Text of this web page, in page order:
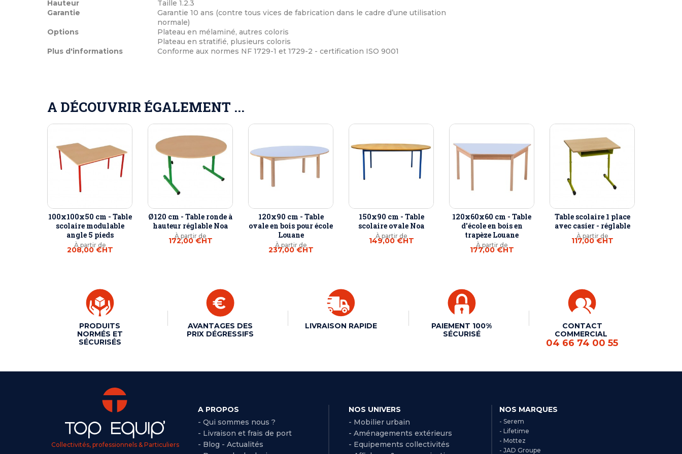
Hauteur
Taille 1.2.3
Garantie
Garantie 10 ans (contre tous vices de fabrication dans le cadre d’une utilisation
normale)
Options
Plateau en mélaminé, autres coloris
Plateau en stratifié, plusieurs coloris
Plus d'informations
Conforme aux normes NF 1729-1 et 1729-2 - certification ISO 9001
A DÉCOUVRIR ÉGALEMENT ...
100x100x50 cm - Table
scolaire modulable
angle 5 pieds
À partir de
208,00 €HT
Ø120 cm - Table ronde à
hauteur réglable Noa
À partir de
172,00 €HT
120x90 cm - Table
ovale en bois pour école
Louane
À partir de
237,00 €HT
150x90 cm - Table
scolaire ovale Noa
À partir de
149,00 €HT
120x60x60 cm - Table
d'école en bois en
trapèze Louane
À partir de
177,00 €HT
Table scolaire 1 place
avec casier - réglable
À partir de
117,00 €HT
PRODUITS
NORMÉS ET
SÉCURISÉS
AVANTAGES DES
PRIX DÉGRESSIFS
LIVRAISON RAPIDE
PAIEMENT 100%
SÉCURISÉ
CONTACT
COMMERCIAL
04 66 74 00 55
Collectivités, professionnels & Particuliers
A PROPOS
- Qui sommes nous ?
- Livraison et frais de port
- Blog - Actualités
NOS UNIVERS
- Mobilier urbain
- Aménagements extérieurs
- Equipements collectivités
NOS MARQUES
- Serem
- Lifetime
- Mottez
- JAD Groupe